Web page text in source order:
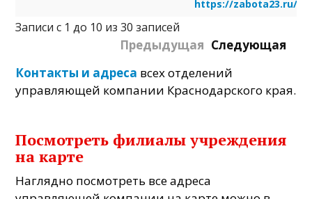
https://zabota23.ru/
Записи с 1 до 10 из 30 записей
Предыдущая Следующая
Контакты и адреса всех отделений
управляющей компании Краснодарского края.
Посмотреть филиалы учреждения
на карте
Наглядно посмотреть все адреса